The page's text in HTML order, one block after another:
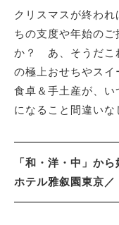
クリスマスが終わ
ちの支度や年始の
か？ あ、そうだこ
の極上おせちやス
食卓＆手土産が、い
になること間違いな
「和・洋・中」か
ホテル雅叙園東京／